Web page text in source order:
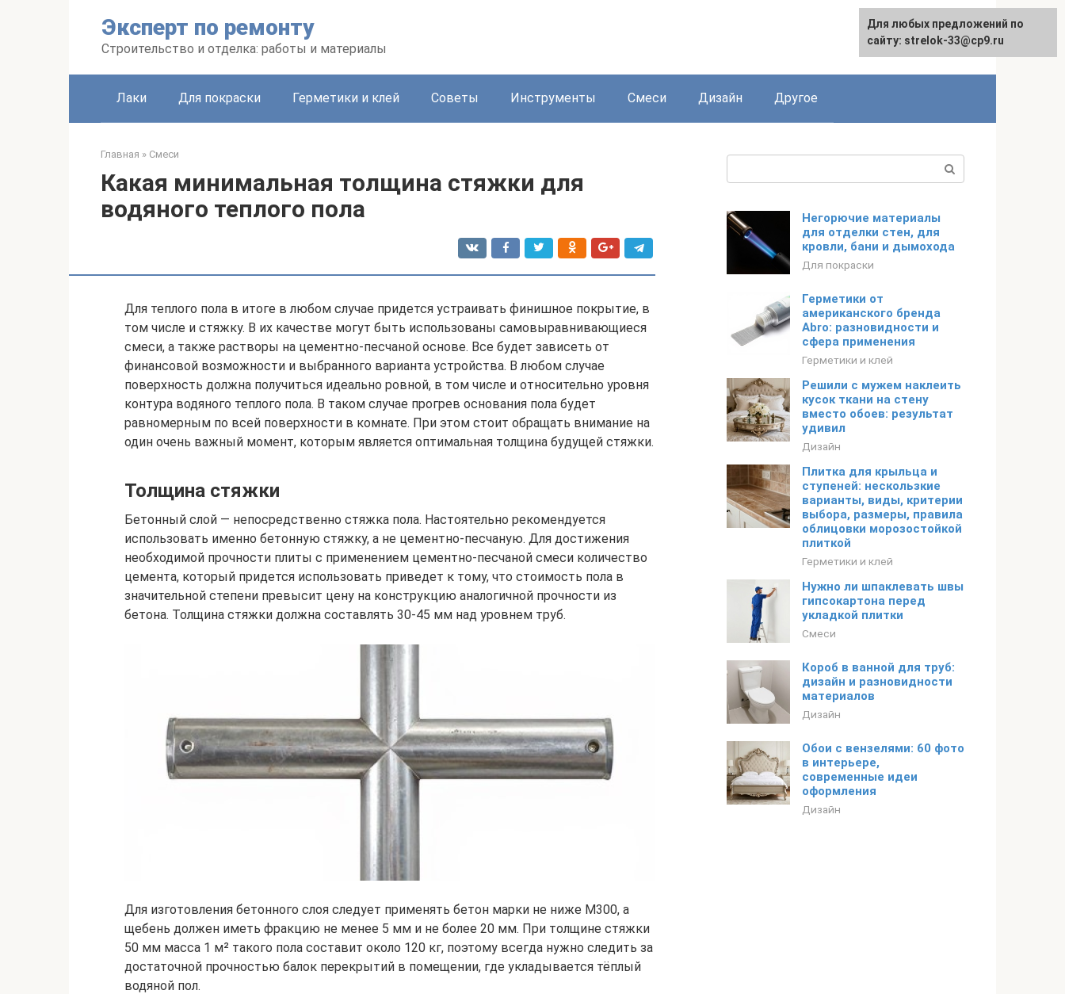
Эксперт по ремонту
Строительство и отделка: работы и материалы
Лаки Для покраски Герметики и клей Советы Инструменты Смеси Дизайн Другое
Главная » Смеси
Какая минимальная толщина стяжки для
водяного теплого пола
Для теплого пола в итоге в любом случае придется устраивать финишное покрытие, в
том числе и стяжку. В их качестве могут быть использованы самовыравнивающиеся
смеси, а также растворы на цементно-песчаной основе. Все будет зависеть от
финансовой возможности и выбранного варианта устройства. В любом случае
поверхность должна получиться идеально ровной, в том числе и относительно уровня
контура водяного теплого пола. В таком случае прогрев основания пола будет
равномерным по всей поверхности в комнате. При этом стоит обращать внимание на
один очень важный момент, которым является оптимальная толщина будущей стяжки.
Толщина стяжки
Бетонный слой — непосредственно стяжка пола. Настоятельно рекомендуется
использовать именно бетонную стяжку, а не цементно-песчаную. Для достижения
необходимой прочности плиты с применением цементно-песчаной смеси количество
цемента, который придется использовать приведет к тому, что стоимость пола в
значительной степени превысит цену на конструкцию аналогичной прочности из
бетона. Толщина стяжки должна составлять 30-45 мм над уровнем труб.
Для изготовления бетонного слоя следует применять бетон марки не ниже М300, а
щебень должен иметь фракцию не менее 5 мм и не более 20 мм. При толщине стяжки
50 мм масса 1 м² такого пола составит около 120 кг, поэтому всегда нужно следить за
достаточной прочностью балок перекрытий в помещении, где укладывается тёплый
водяной пол.
Негорючие материалы
для отделки стен, для
кровли, бани и дымохода
Для покраски
Герметики от
американского бренда
Abro: разновидности и
сфера применения
Герметики и клей
Решили с мужем наклеить
кусок ткани на стену
вместо обоев: результат
удивил
Дизайн
Плитка для крыльца и
ступеней: нескользкие
варианты, виды, критерии
выбора, размеры, правила
облицовки морозостойкой
плиткой
Герметики и клей
Нужно ли шпаклевать швы
гипсокартона перед
укладкой плитки
Смеси
Короб в ванной для труб:
дизайн и разновидности
материалов
Дизайн
Обои с вензелями: 60 фото
в интерьере,
современные идеи
оформления
Дизайн
Для любых предложений по
сайту: strelok-33@cp9.ru
Для любых предложений по
сайту: strelok-33@cp9.ru